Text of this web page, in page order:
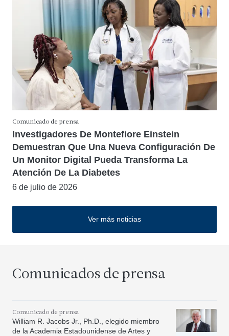
Comunicado de prensa
Investigadores De Montefiore Einstein
Demuestran Que Una Nueva Configuración De
Un Monitor Digital Pueda Transforma La
Atención De La Diabetes
6 de julio de 2026
Ver más noticias
Comunicados de prensa
Comunicado de prensa
William R. Jacobs Jr., Ph.D., elegido miembro
de la Academia Estadounidense de Artes y